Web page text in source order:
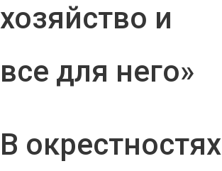
хозяйство и
все для него»
В окрестностях